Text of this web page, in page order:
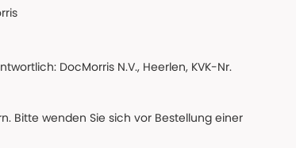
DocMorris N.V., Heerlen, KVK-Nr.
Bitte wenden Sie sich vor Bestellung einer